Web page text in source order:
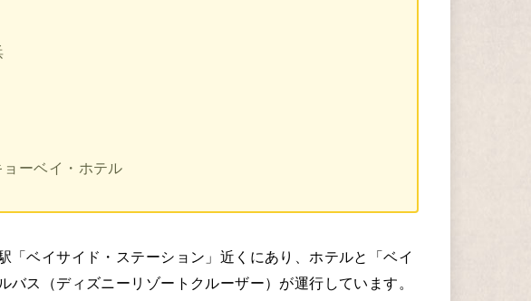
ーベイ・ホテル
「ベイサイド・ステーション」近くにあり、ホテルと「ベイ
ス（ディズニーリゾートクルーザー）が運行しています。